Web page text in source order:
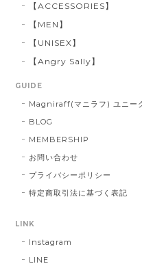
【ACCESSORIES】
【MEN】
【UNISEX】
【Angry Sally】
GUIDE
Magniraff(マニラフ) ユニー
BLOG
MEMBERSHIP
お問い合わせ
プライバシーポリシー
特定商取引法に基づく表記
LINK
Instagram
LINE